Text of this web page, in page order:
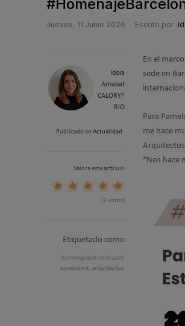
Jueves, 11 Junio 2026 Escrito por
Idoia
Arnabat
CALORYF
RIO
Publicado en Actualidad
Valora este artículo
(2 votos)
Etiquetado como
homenajebarcelonaark,
espacioark, arquitectos,
En el
sede en
Para
me hace
Arquitectos
“Nos hace